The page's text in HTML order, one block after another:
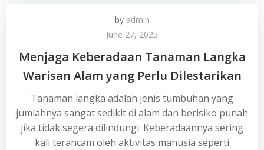
by admin
June 27, 2025
Menjaga Keberadaan Tanaman Langka
Warisan Alam yang Perlu Dilestarikan
Tanaman langka adalah jenis tumbuhan yang
jumlahnya sangat sedikit di alam dan berisiko punah
jika tidak segera dilindungi. Keberadaannya sering
kali terancam oleh aktivitas manusia seperti